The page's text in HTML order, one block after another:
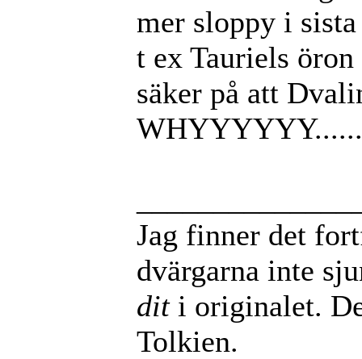
mer sloppy i
t ex Tauriels
säker på att
WHYYYYYY......
Jag finner det
dvärgarna inte
diti originalet.
Tolkien.